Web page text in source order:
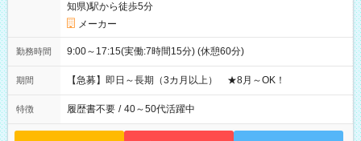
知県)駅から徒歩5分
メーカー
勤務時間 9:00～17:15(実働:7時間15分) (休憩60分)
期間 【急募】即日～長期（3カ月以上） ★8月～OK！
特徴 履歴書不要 / 40～50代活躍中